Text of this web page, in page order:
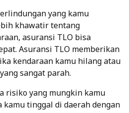
yang kamu
khawatir tentang
asuransi TLO bisa
Asuransi TLO memberikan
kendaraan kamu hilang atau
sangat parah.
risiko yang mungkin kamu
kamu tinggal di daerah dengan